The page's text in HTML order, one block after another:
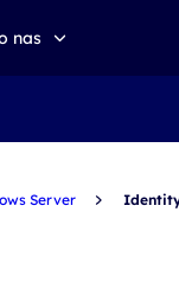
nas
Server